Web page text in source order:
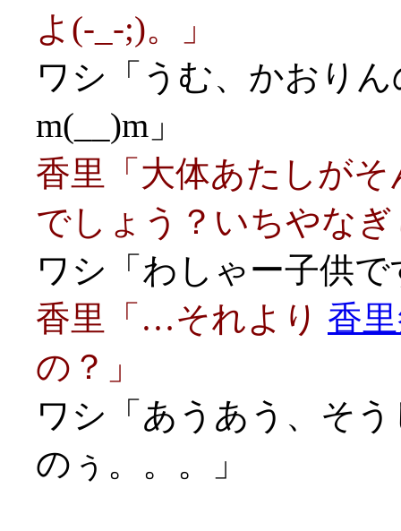
よ(-_-;)。」
ワシ「うむ、かおり
m(__)m」
香里「大体あたしが
でしょう？いちやな
ワシ「わしゃー子供
香里「…それより 香
の？」
ワシ「あうあう、そ
のぅ。。。」